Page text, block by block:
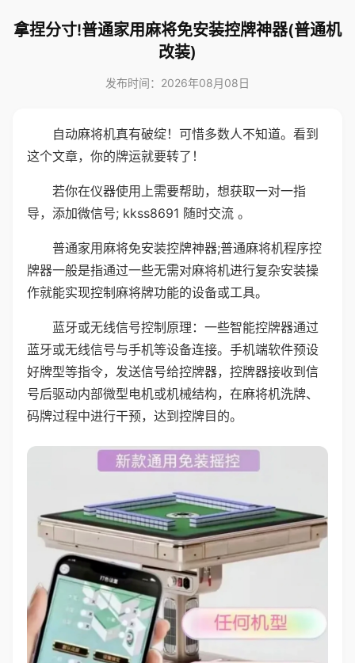
拿捏分寸!普通家用麻将免安装控牌神器(普通机
改装)
发布时间：2026年08月08日
自动麻将机真有破绽！可惜多数人不知道。看到
这个文章，你的牌运就要转了！
若你在仪器使用上需要帮助，想获取一对一指
导，添加微信号; kkss8691 随时交流 。
普通家用麻将免安装控牌神器;普通麻将机程序控
牌器一般是指通过一些无需对麻将机进行复杂安装操
作就能实现控制麻将牌功能的设备或工具。
蓝牙或无线信号控制原理：一些智能控牌器通过
蓝牙或无线信号与手机等设备连接。手机端软件预设
好牌型等指令，发送信号给控牌器，控牌器接收到信
号后驱动内部微型电机或机械结构，在麻将机洗牌、
码牌过程中进行干预，达到控牌目的。